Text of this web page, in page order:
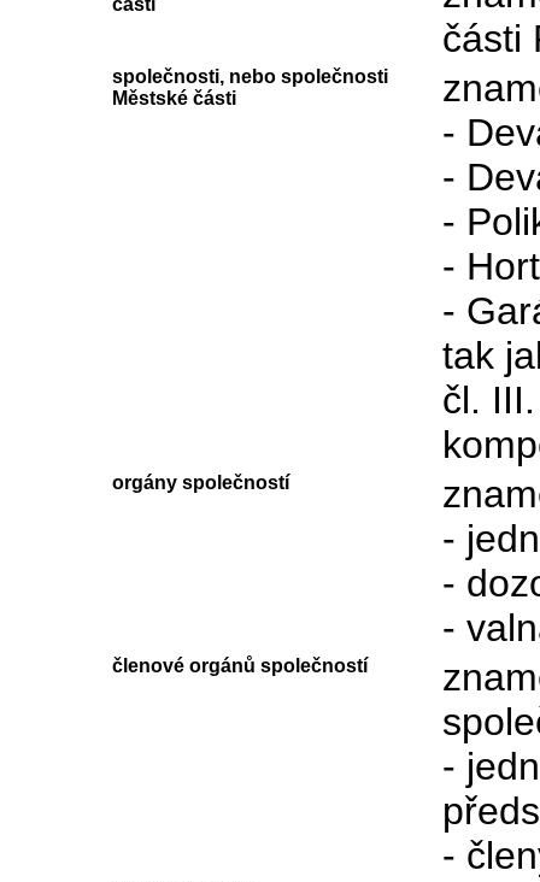
části
části
společnosti, nebo společnosti
Městské části
-
-
-
-
-
tak
čl.
orgány společností
-
-
-
členové orgánů společností
-
-